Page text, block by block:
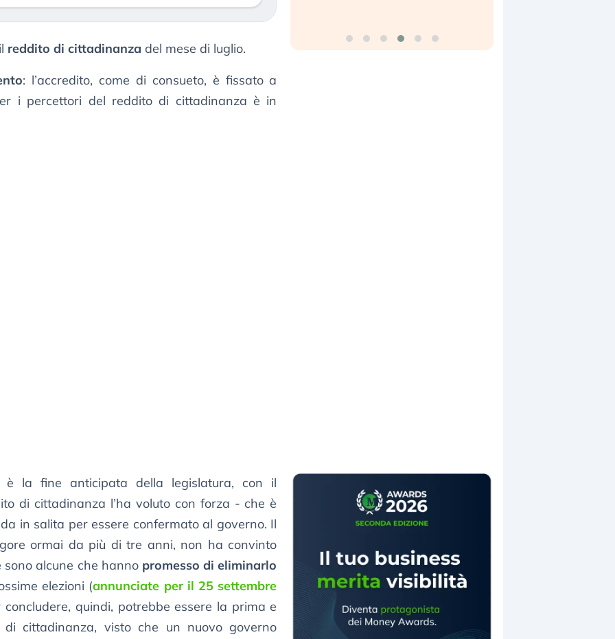
il reddito di cittadinanza del mese di luglio.
: l’accredito, come di consueto, è fissato a
i percettori del reddito di cittadinanza è in
la fine anticipata della legislatura, con il
di cittadinanza l’ha voluto con forza - che è
in salita per essere confermato al governo. Il
ormai da più di tre anni, non ha convinto
alcune che hanno promesso di eliminarlo
elezioni (annunciate per il 25 settembre
quindi, potrebbe essere la prima e
cittadinanza, visto che un nuovo governo
24 luglio 2026